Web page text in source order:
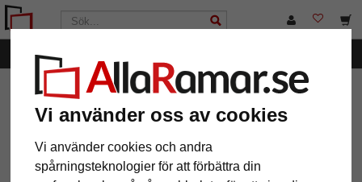
Vi använder oss av cookies
Vi använder cookies och andra
spårningsteknologier för att förbättra din
AllaRamar.se Ramtyp Aluminiumramar
Filter: Format:
33x95